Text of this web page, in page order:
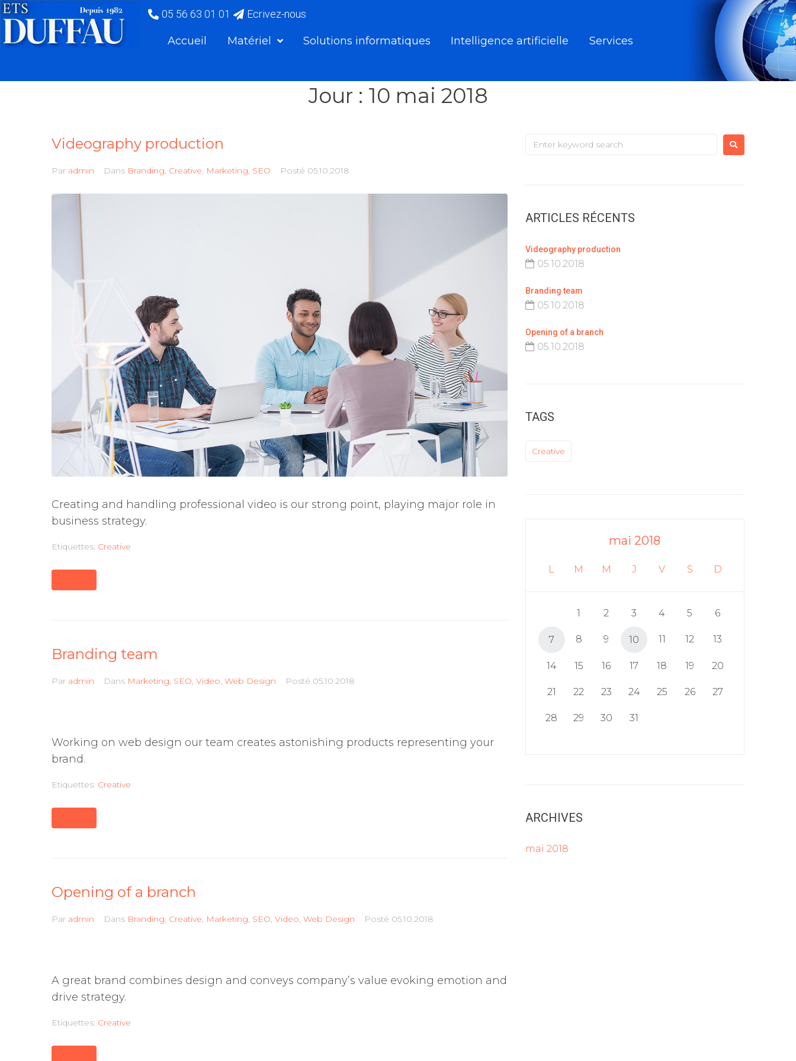
05 56 63 01 01 Ecrivez-nous
Accueil Matériel Solutions informatiques Intelligence artificielle Services
Jour : 10 mai 2018
Videography production
Par admin Dans Branding, Creative, Marketing, SEO Posté 05.10.2018
Creating and handling professional video is our strong point, playing major role in
business strategy.
Etiquettes: Creative
Branding team
Par admin Dans Marketing, SEO, Video, Web Design Posté 05.10.2018
Working on web design our team creates astonishing products representing your
brand.
Etiquettes: Creative
Opening of a branch
Par admin Dans Branding, Creative, Marketing, SEO, Video, Web Design Posté 05.10.2018
A great brand combines design and conveys company’s value evoking emotion and
drive strategy.
Etiquettes: Creative
ARTICLES RÉCENTS
Videography production
05.10.2018
Branding team
05.10.2018
Opening of a branch
05.10.2018
TAGS
Creative
mai 2018
L M M J V S D
1 2 3 4 5 6
7 8 9 10 11 12 13
14 15 16 17 18 19 20
21 22 23 24 25 26 27
28 29 30 31
ARCHIVES
mai 2018